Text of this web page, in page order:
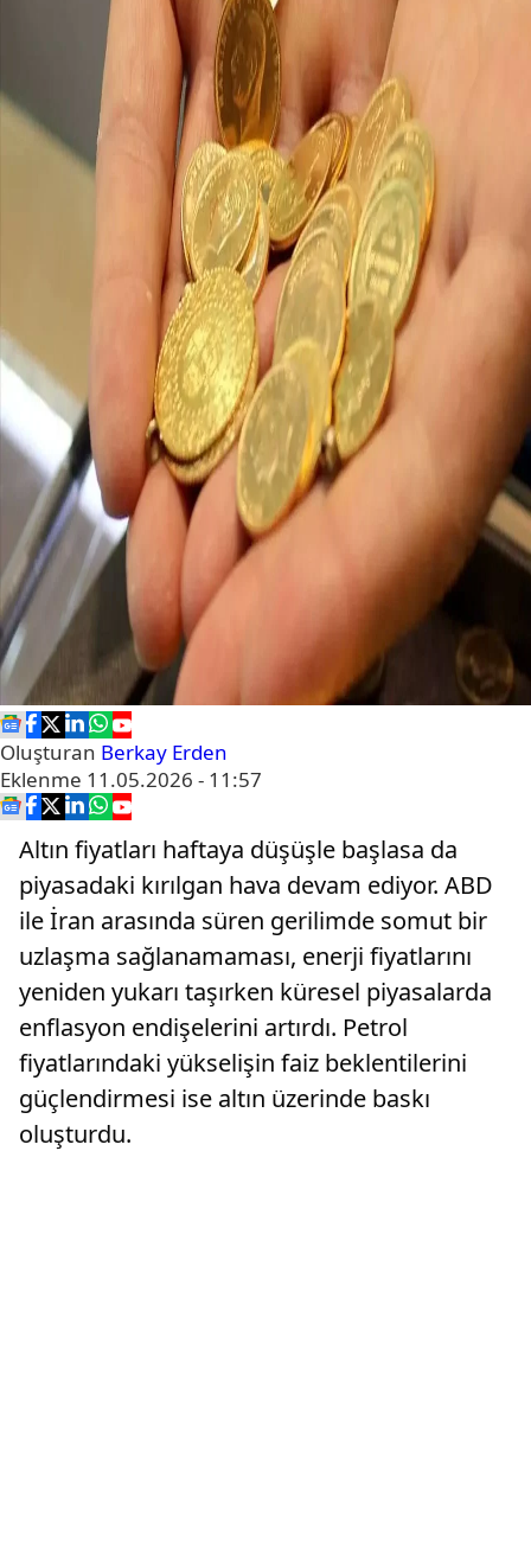
Oluşturan Berkay Erden
Eklenme 11.05.2026 - 11:57
Altın fiyatları haftaya düşüşle başlasa da
piyasadaki kırılgan hava devam ediyor. ABD
ile İran arasında süren gerilimde somut bir
uzlaşma sağlanamaması, enerji fiyatlarını
yeniden yukarı taşırken küresel piyasalarda
enflasyon endişelerini artırdı. Petrol
fiyatlarındaki yükselişin faiz beklentilerini
güçlendirmesi ise altın üzerinde baskı
oluşturdu.